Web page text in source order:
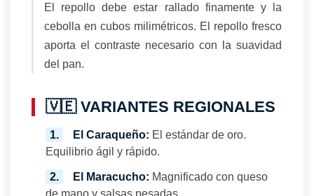
El repollo debe estar rallado finamente y la
cebolla en cubos milimétricos. El repollo fresco
aporta el contraste necesario con la suavidad
del pan.
🇻🇪 VARIANTES REGIONALES
1. El Caraqueño: El estándar de oro.
Equilibrio ágil y rápido.
2. El Maracucho: Magnificado con queso
de mano y salsas pesadas.